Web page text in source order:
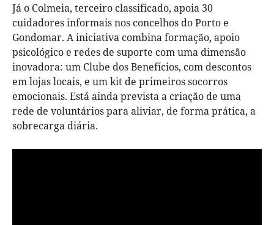
Já o Colmeia, terceiro classificado, apoia 30
cuidadores informais nos concelhos do Porto e
Gondomar. A iniciativa combina formação, apoio
psicológico e redes de suporte com uma dimensão
inovadora: um Clube dos Benefícios, com descontos
em lojas locais, e um kit de primeiros socorros
emocionais. Está ainda prevista a criação de uma
rede de voluntários para aliviar, de forma prática, a
sobrecarga diária.